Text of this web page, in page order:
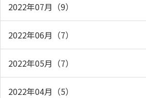
2022年07月（9）
2022年06月（7）
2022年05月（7）
2022年04月（5）